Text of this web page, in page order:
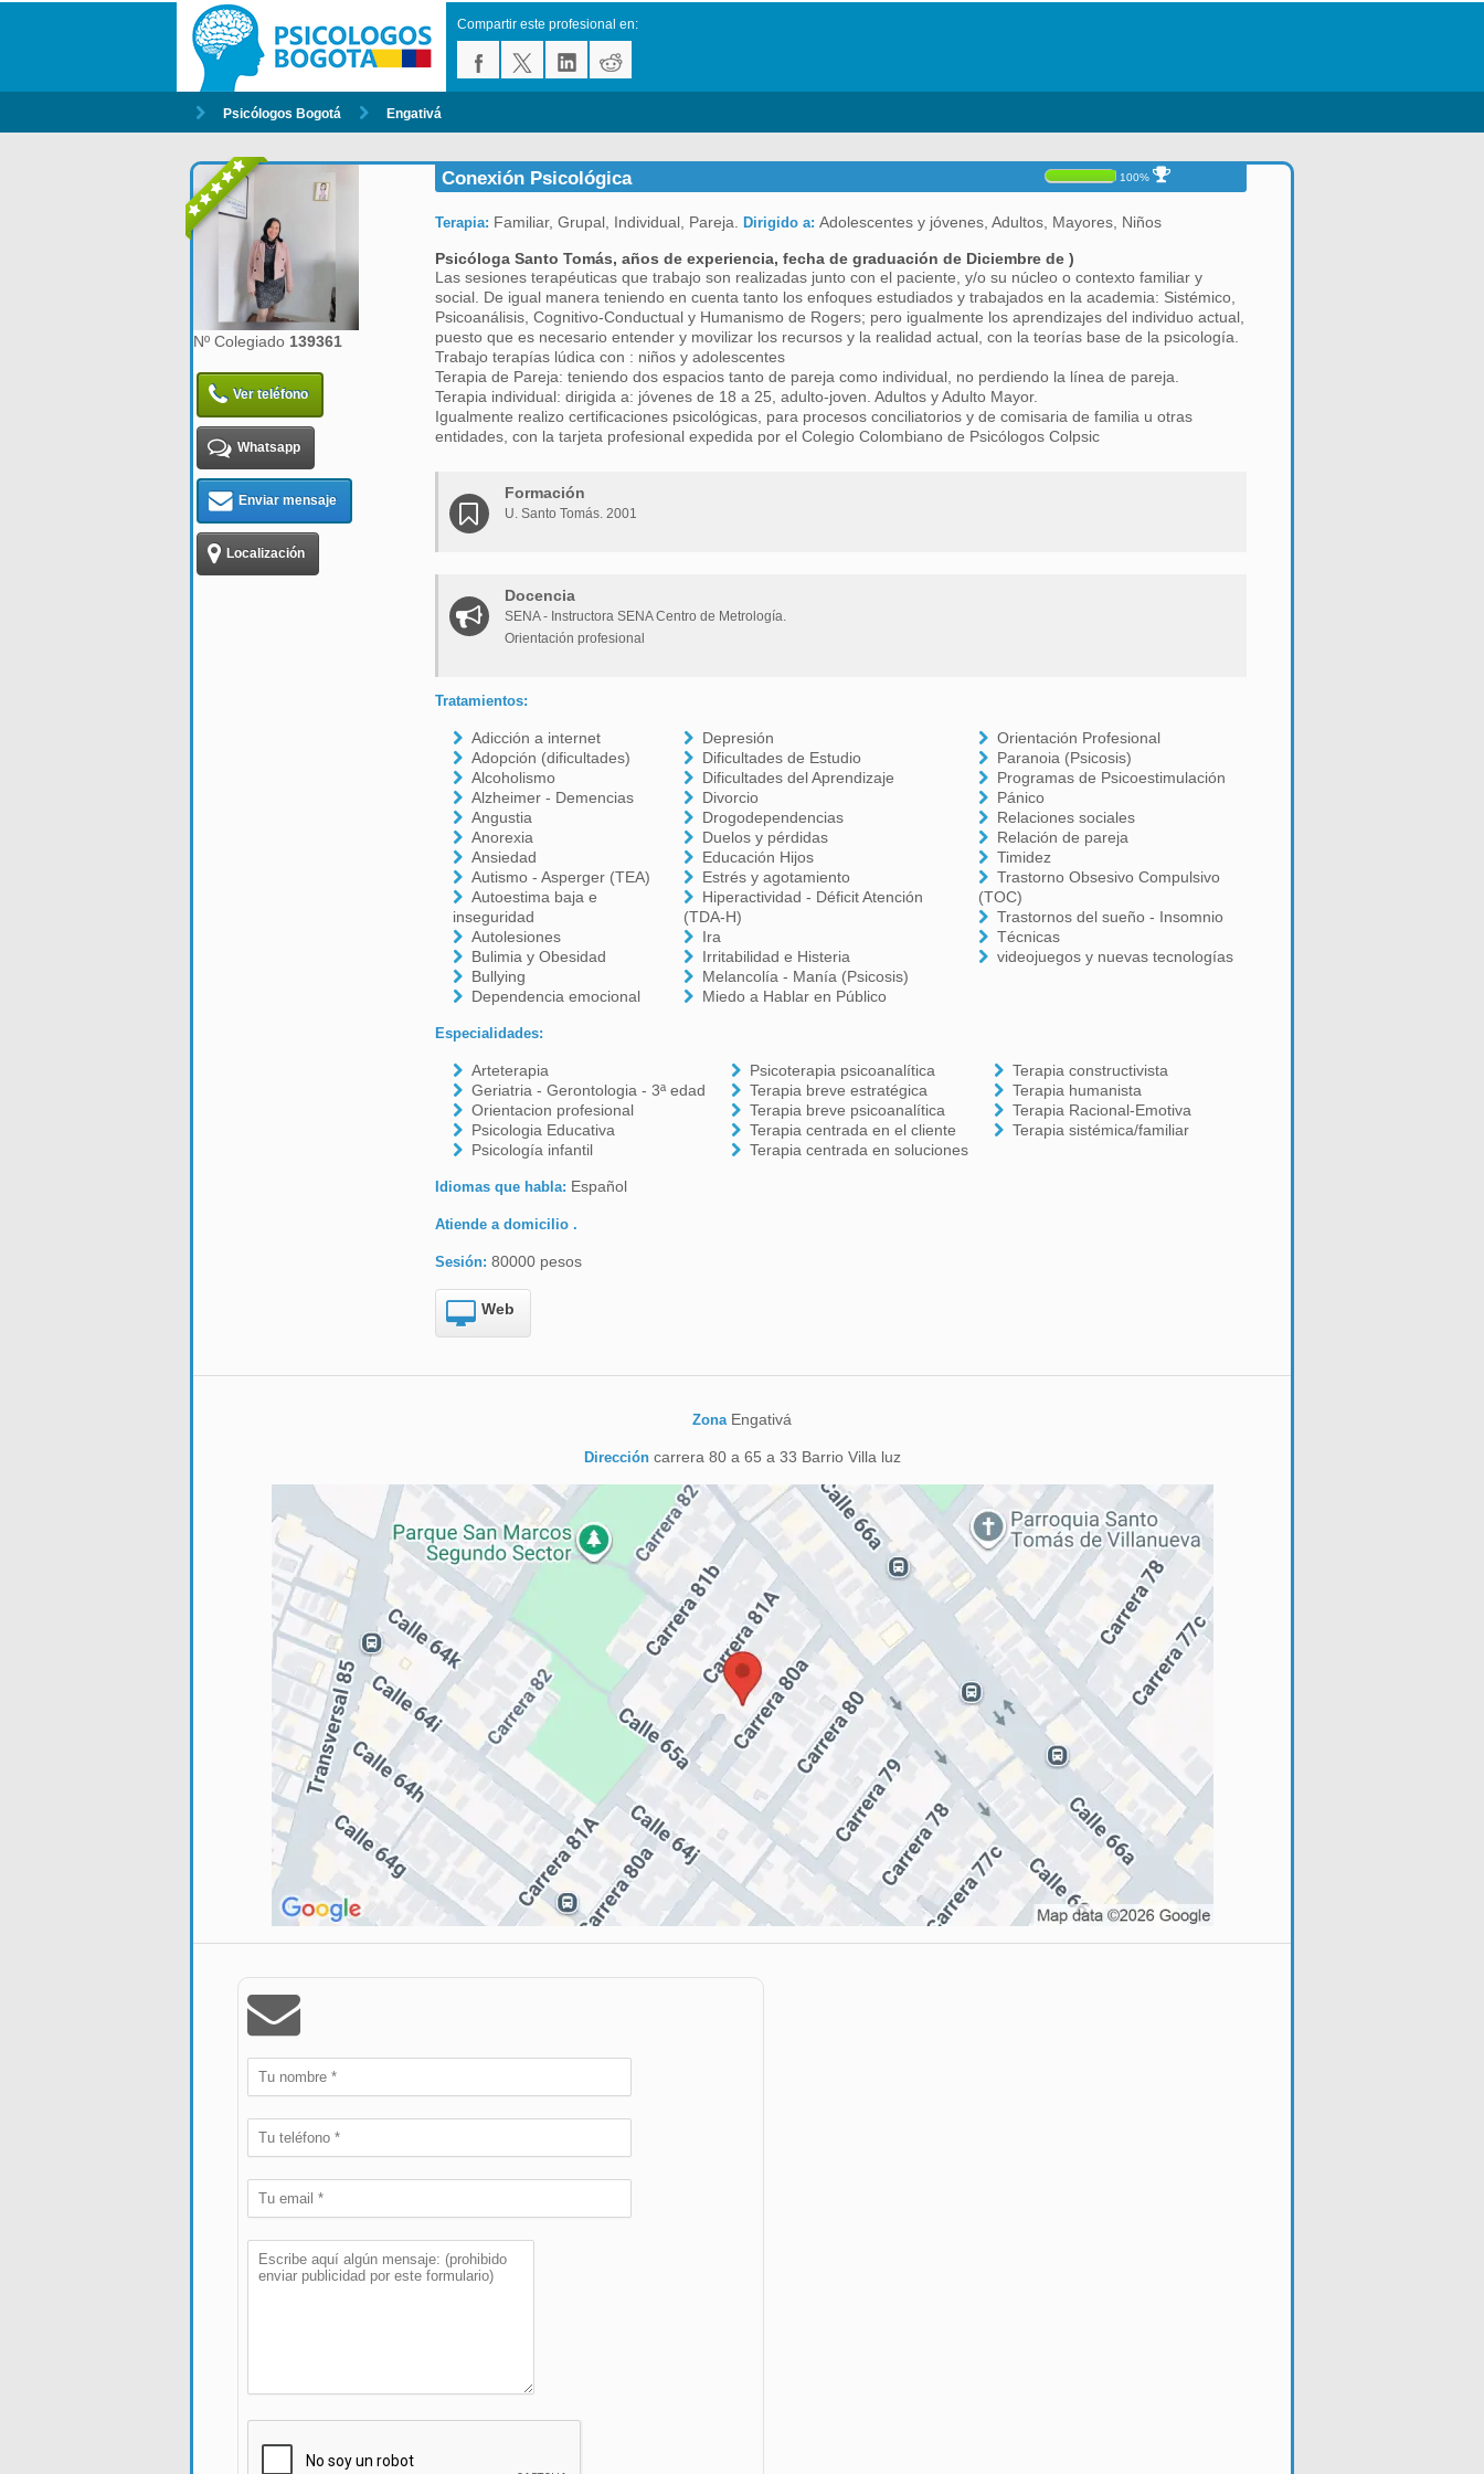
Compartir este profesional en:
Psicólogos Bogotá Engativá
Nº Colegiado 139361
Ver teléfono
Whatsapp
Enviar mensaje
Localización
Conexión Psicológica 100%
Terapia: Familiar, Grupal, Individual, Pareja. Dirigido a: Adolescentes y jóvenes, Adultos, Mayores, Niños
Psicóloga Santo Tomás, años de experiencia, fecha de graduación de Diciembre de )
Las sesiones terapéuticas que trabajo son realizadas junto con el paciente, y/o su núcleo o contexto familiar y
social. De igual manera teniendo en cuenta tanto los enfoques estudiados y trabajados en la academia: Sistémico,
Psicoanálisis, Cognitivo-Conductual y Humanismo de Rogers; pero igualmente los aprendizajes del individuo actual,
puesto que es necesario entender y movilizar los recursos y la realidad actual, con la teorías base de la psicología.
Trabajo terapías lúdica con : niños y adolescentes
Terapia de Pareja: teniendo dos espacios tanto de pareja como individual, no perdiendo la línea de pareja.
Terapia individual: dirigida a: jóvenes de 18 a 25, adulto-joven. Adultos y Adulto Mayor.
Igualmente realizo certificaciones psicológicas, para procesos conciliatorios y de comisaria de familia u otras
entidades, con la tarjeta profesional expedida por el Colegio Colombiano de Psicólogos Colpsic
Formación
U. Santo Tomás. 2001
Docencia
SENA - Instructora SENA Centro de Metrología.
Orientación profesional
Tratamientos:
Adicción a internet
Adopción (dificultades)
Alcoholismo
Alzheimer - Demencias
Angustia
Anorexia
Ansiedad
Autismo - Asperger (TEA)
Autoestima baja e
inseguridad
Autolesiones
Bulimia y Obesidad
Bullying
Dependencia emocional
Depresión
Dificultades de Estudio
Dificultades del Aprendizaje
Divorcio
Drogodependencias
Duelos y pérdidas
Educación Hijos
Estrés y agotamiento
Hiperactividad - Déficit Atención
(TDA-H)
Ira
Irritabilidad e Histeria
Melancolía - Manía (Psicosis)
Miedo a Hablar en Público
Orientación Profesional
Paranoia (Psicosis)
Programas de Psicoestimulación
Pánico
Relaciones sociales
Relación de pareja
Timidez
Trastorno Obsesivo Compulsivo
(TOC)
Trastornos del sueño - Insomnio
Técnicas
videojuegos y nuevas tecnologías
Especialidades:
Arteterapia
Geriatria - Gerontologia - 3ª edad
Orientacion profesional
Psicologia Educativa
Psicología infantil
Psicoterapia psicoanalítica
Terapia breve estratégica
Terapia breve psicoanalítica
Terapia centrada en el cliente
Terapia centrada en soluciones
Terapia constructivista
Terapia humanista
Terapia Racional-Emotiva
Terapia sistémica/familiar
Idiomas que habla: Español
Atiende a domicilio .
Sesión: 80000 pesos
Web
Zona Engativá
Direccióncarrera 80 a 65 a 33 Barrio Villa luz